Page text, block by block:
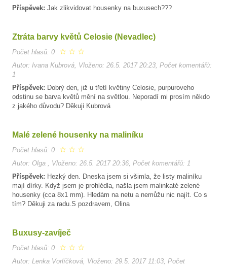
Příspěvek: Jak zlikvidovat housenky na buxusech???
Ztráta barvy květů Celosie (Nevadlec)
Počet hlasů: 0 ☆ ☆ ☆
Autor: Ivana Kubrová, Vloženo: 26.5. 2017 20:23, Počet komentářů:
1
Příspěvek: Dobrý den, již u třetí květiny Celosie, purpuroveho
odstinu se barva květů mění na světlou. Neporadí mi prosím někdo
z jakého důvodu? Děkuji Kubrová
Malé zelené housenky na maliníku
Počet hlasů: 0 ☆ ☆ ☆
Autor: Olga , Vloženo: 26.5. 2017 20:36, Počet komentářů: 1
Příspěvek: Hezký den. Dneska jsem si všimla, že listy maliníku
mají dírky. Když jsem je prohlédla, našla jsem malinkaté zelené
housenky (cca 8x1 mm). Hledám na netu a nemůžu nic najít. Co s
tím? Děkuji za radu.S pozdravem, Olina
Buxusy-zavíječ
Počet hlasů: 0 ☆ ☆ ☆
Autor: Lenka Vorlíčková, Vloženo: 29.5. 2017 11:03, Počet